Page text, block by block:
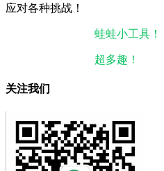
应对各种挑战！
蛙蛙小工具！
超多趣！
关注我们